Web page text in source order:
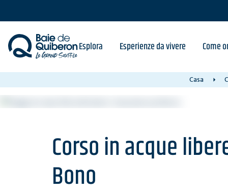
content
Esplora Esperienze da vivere Come
Casa
Corso in acque
Bono